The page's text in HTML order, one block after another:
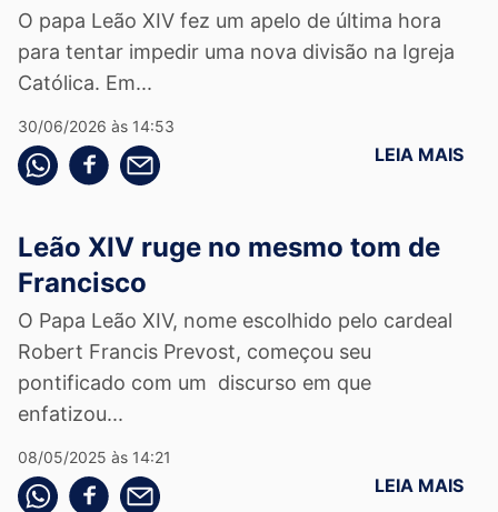
O papa Leão XIV fez um apelo de última hora
para tentar impedir uma nova divisão na Igreja
Católica. Em...
30/06/2026 às 14:53
Compartilhe pelo whatsapp
Compartilhar no facebook
Compartilhe pelo email LEIA MAIS
Leão XIV ruge no mesmo tom de
Francisco
O Papa Leão XIV, nome escolhido pelo cardeal
Robert Francis Prevost, começou seu
pontificado com um discurso em que
enfatizou...
08/05/2025 às 14:21
Compartilhe pelo whatsapp
Compartilhar no facebook
Compartilhe pelo email LEIA MAIS